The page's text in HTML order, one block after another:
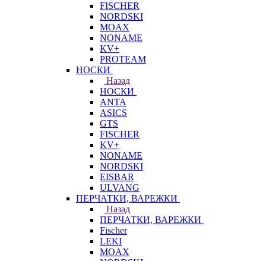
FISCHER
NORDSKI
MOAX
NONAME
KV+
PROTEAM
НОСКИ
Назад
НОСКИ
ANTA
ASICS
GTS
FISCHER
KV+
NONAME
NORDSKI
EISBAR
ULVANG
ПЕРЧАТКИ, ВАРЕЖКИ
Назад
ПЕРЧАТКИ, ВАРЕЖКИ
Fischer
LEKI
MOAX